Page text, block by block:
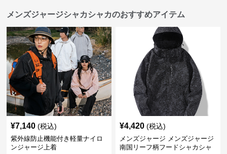
メンズジャージシャカシャカのおすすめアイテム
¥7,140 (税込)
紫外線防止機能付き軽量ナイロ
ンジャージ上着
¥4,420 (税込)
メンズジャージ メンズジャージ
南国リーフ柄フードシャカシャ